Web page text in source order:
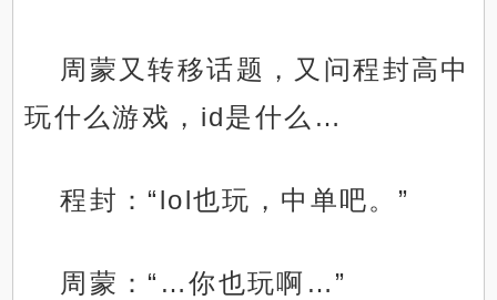
周蒙又转移话题，又问程封高中
玩什么游戏，id是什么…
程封：“lol也玩，中单吧。”
周蒙：“…你也玩啊…”